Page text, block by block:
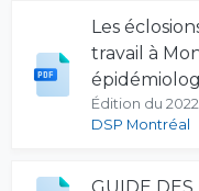
Les
travail à
Édition du
DSP Montréal